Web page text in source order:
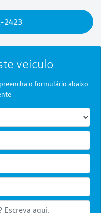
veículo
o formulário abaixo
2423